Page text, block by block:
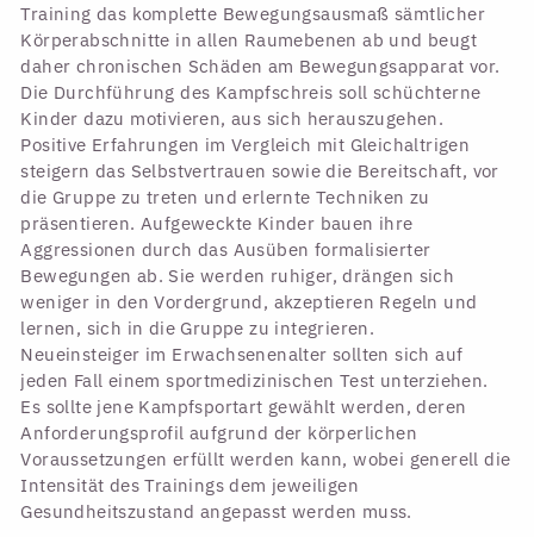
Training das komplette Bewegungsausmaß sämtlicher
Körperabschnitte in allen Raumebenen ab und beugt
daher chronischen Schäden am Bewegungsapparat vor.
Die Durchführung des Kampfschreis soll schüchterne
Kinder dazu motivieren, aus sich herauszugehen.
Positive Erfahrungen im Vergleich mit Gleichaltrigen
steigern das Selbstvertrauen sowie die Bereitschaft, vor
die Gruppe zu treten und erlernte Techniken zu
präsentieren. Aufgeweckte Kinder bauen ihre
Aggressionen durch das Ausüben formalisierter
Bewegungen ab. Sie werden ruhiger, drängen sich
weniger in den Vordergrund, akzeptieren Regeln und
lernen, sich in die Gruppe zu integrieren.
Neueinsteiger im Erwachsenenalter sollten sich auf
jeden Fall einem sportmedizinischen Test unterziehen.
Es sollte jene Kampfsportart gewählt werden, deren
Anforderungsprofil aufgrund der körperlichen
Voraussetzungen erfüllt werden kann, wobei generell die
Intensität des Trainings dem jeweiligen
Gesundheitszustand angepasst werden muss.